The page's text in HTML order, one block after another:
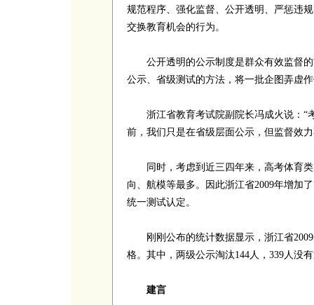
规范程序、强化监督、公开透明、严惩违
交换教育机会的行为。
公开透明的公示制度是群众有效监督的
公示、省级测试的方法，将一批企图弄虚
浙江省教育考试院副院长冯成火说：“
前，我们只是在省级层面公示，但监督效
同时，考虑到近三四年来，高考体育类
向、航模等最多。因此浙江省2009年增
统一测试认定。
刚刚公布的统计数据显示，浙江省2009
格。其中，两级公示淘汰144人，339人没
建言